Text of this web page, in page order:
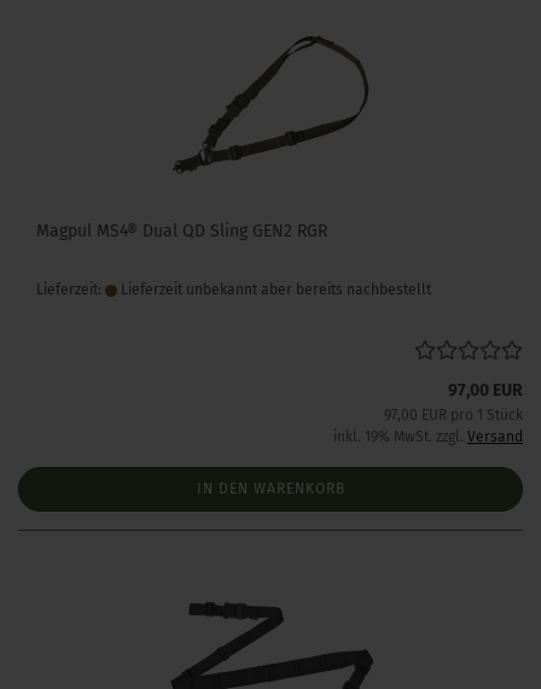
Magpul MS4® Dual QD Sling GEN2 RGR
Lieferzeit: Lieferzeit unbekannt aber bereits nachbestellt
97,00 EUR
97,00 EUR pro 1 Stück
inkl. 19% MwSt. zzgl. Versand
IN DEN WARENKORB